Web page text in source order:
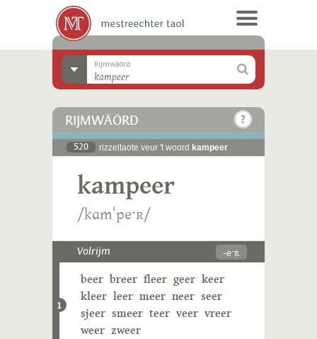
Rijmwäörd
RIJMWÄÖRD
520 rizzeltaote veur 't woord kampeer
kampeer
/kɑmˈpeˑʀ/
Volrijm -eˑʀ
1
beer breer fleer geer keer
kleer leer meer neer seer
sjeer smeer teer veer vreer
weer zweer